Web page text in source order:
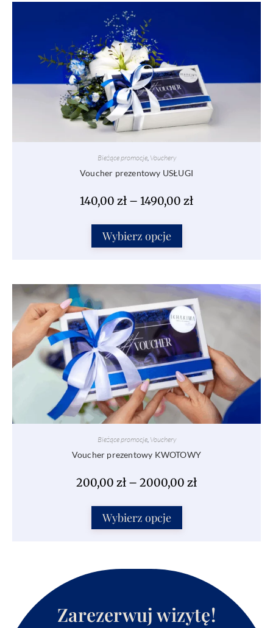
Bieżące promocje, Vouchery
Voucher prezentowy USŁUGI
140,00 zł – 1490,00 zł
Wybierz opcje
Bieżące promocje, Vouchery
Voucher prezentowy KWOTOWY
200,00 zł – 2000,00 zł
Wybierz opcje
Zarezerwuj wizytę!